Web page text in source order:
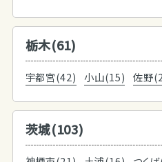
栃木(61)
宇都宮(42) 小山(15) 佐野
茨城(103)